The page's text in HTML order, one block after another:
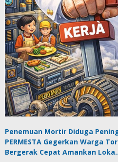
Penemuan Mortir Diduga
PERMESTA Gegerkan Warga
Bergerak Cepat Amankan